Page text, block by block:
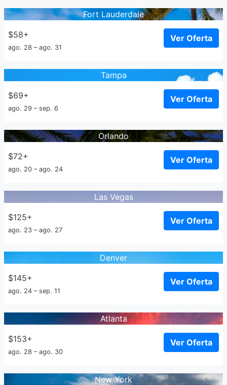
Fort Lauderdale
$58+
ago. 28 – ago. 31
Ver Oferta
Tampa
$69+
ago. 29 – sep. 6
Ver Oferta
Orlando
$72+
ago. 20 – ago. 24
Ver Oferta
Las Vegas
$125+
ago. 23 – ago. 27
Ver Oferta
Denver
$145+
ago. 24 – sep. 11
Ver Oferta
Atlanta
$153+
ago. 28 – ago. 30
Ver Oferta
New York